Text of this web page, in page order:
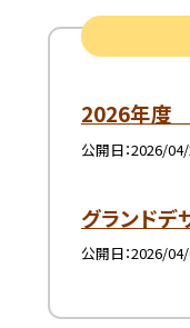
2026年度
公開日 2026/
グランドデ
公開日 2026/